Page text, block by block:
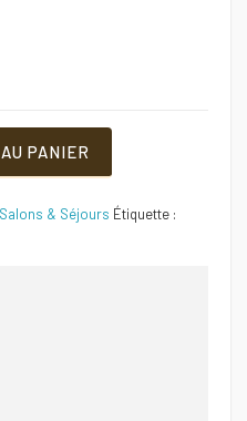
:
PANIER
Salons & Séjours Étiquette :